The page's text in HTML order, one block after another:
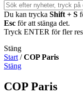
Du kan trycka Shift + S
Esc för att stänga det.
Tryck ENTER för fler
Stäng
Start /COP Paris
Stäng
COP Paris